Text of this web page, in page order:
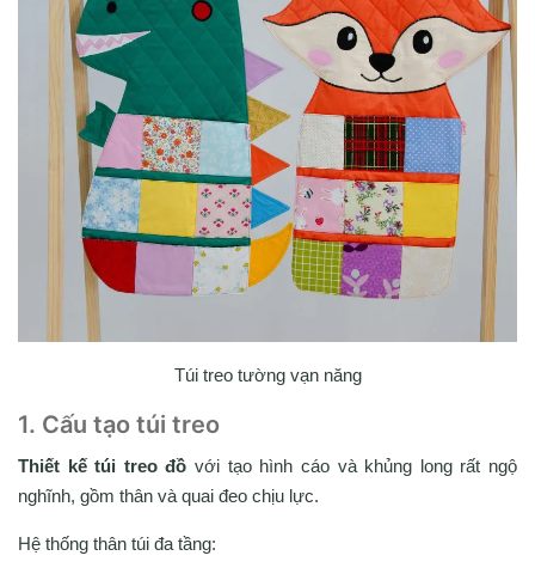
Túi treo tường vạn năng
1. Cấu tạo túi treo
Thiết kế túi treo đồ với tạo hình cáo và khủng long rất ngộ
nghĩnh, gồm thân và quai đeo chịu lực.
Hệ thống thân túi đa tầng: